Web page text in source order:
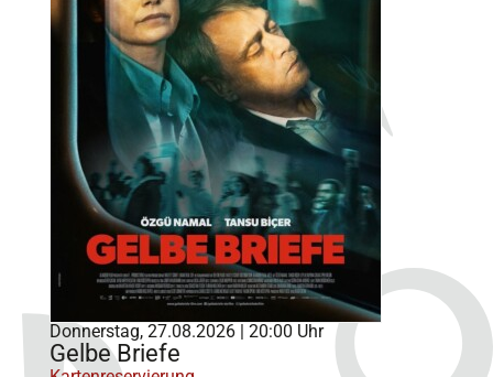
Donnerstag, 27.08.2026 | 20:00 Uhr
Gelbe Briefe